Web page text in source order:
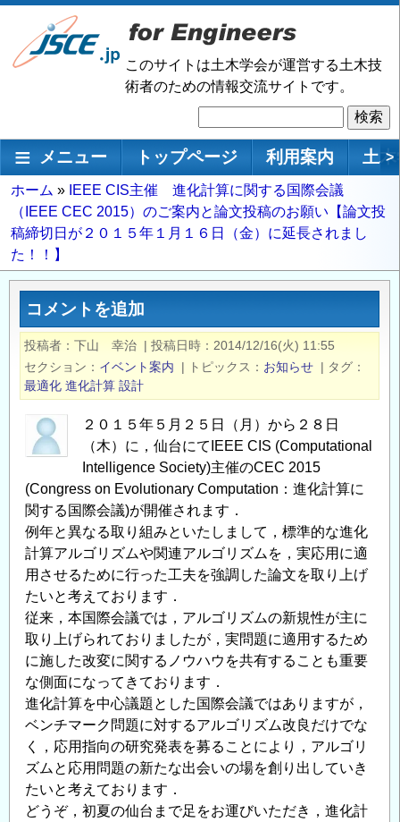
メ
ン
動
このサイトは土木学会が運営する土木技
術者のための情報交流サイトです。
索
メインナビゲーション
メニュー トップページ 利用案内 土 >
パ
ン
く
ず
ホーム
IEEE CIS主催 進化計算に関する国際会議
（IEEE CEC 2015）のご案内と論文投稿のお願い【論文投
稿締切日が２０１５年１月１６日（金）に延長されまし
た！！】
コメントを追加
投稿者 下山 幸治 | 投稿日時
2014/12/16(火) 11:55
セクション
イベント案内 | トピックス お知らせ | タグ
最適化 進化計算 設計
２０１５年５月２５日（月）から２８日
（木）に，仙台にてIEEE CIS (Computational
Intelligence Society)主催のCEC 2015
(Congress on Evolutionary Computation：進化計算に
関する国際会議)が開催されます．
例年と異なる取り組みといたしまして，標準的な進化
計算アルゴリズムや関連アルゴリズムを，実応用に適
用させるために行った工夫を強調した論文を取り上げ
たいと考えております．
従来，本国際会議では，アルゴリズムの新規性が主に
取り上げられておりましたが，実問題に適用するため
に施した改変に関するノウハウを共有することも重要
な側面になってきております．
進化計算を中心議題とした国際会議ではありますが，
ベンチマーク問題に対するアルゴリズム改良だけでな
く，応用指向の研究発表を募ることにより，アルゴリ
ズムと応用問題の新たな出会いの場を創り出していき
たいと考えております．
どうぞ，初夏の仙台まで足をお運びいただき，進化計